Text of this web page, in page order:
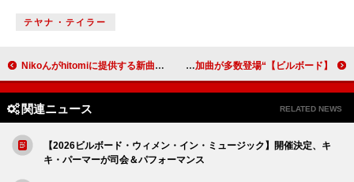
テヤナ・テイラー
Nikoんがhitomiに提供する新曲のデモ音源が初解禁、東名阪ツーマンツアーのティザー映像公開 【ビルボード】“ニコニコ VOCALOID SONGS TOP20”、東京真中が「ブレインロット」で自身初の首位 【ボカコレ】参加曲が多数登場
関連ニュース RELATED NEWS
【2026ビルボード・ウィメン・イン・ミュージック】開催決定、キ
キ・パーマーが司会＆パフォーマンス